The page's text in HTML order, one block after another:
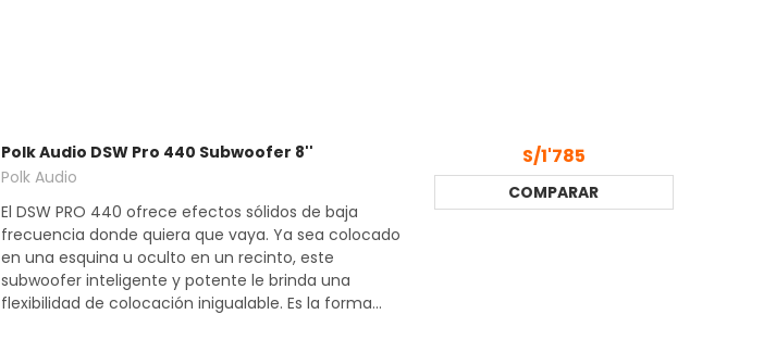
Polk Audio DSW Pro 440 Subwoofer 8''
Polk Audio
El DSW PRO 440 ofrece efectos sólidos de baja
frecuencia donde quiera que vaya. Ya sea colocado
en una esquina u oculto en un recinto, este
subwoofer inteligente y potente le brinda una
flexibilidad de colocación inigualable. Es la forma...
S/1'785
COMPARAR